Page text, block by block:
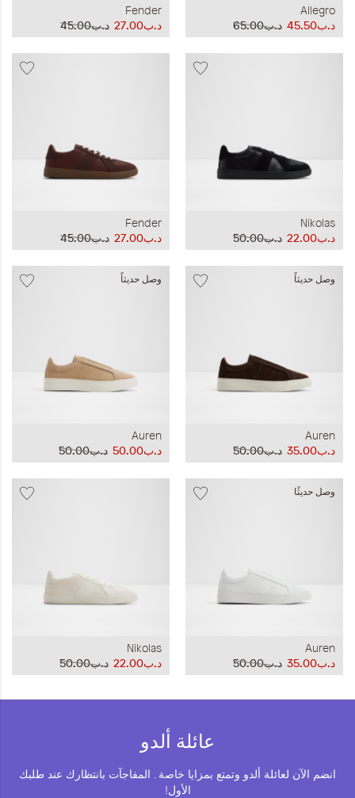
Allegro
د.ب65.00
د.ب45.50
Fender
د.ب45.00
د.ب27.00
Nikolas
د.ب50.00
د.ب22.00
Fender
د.ب45.00
د.ب27.00
وصل حديثاً
Auren
د.ب50.00
د.ب35.00
وصل حديثاً
Auren
د.ب50.00
د.ب50.00
وصل حديثًا
Auren
د.ب50.00
د.ب35.00
Nikolas
د.ب50.00
د.ب22.00
عائلة ألدو
انضم الآن لعائلة ألدو وتمتع بمزايا خاصة . المفاجآت بانتظارك عند طلبك
الأول!